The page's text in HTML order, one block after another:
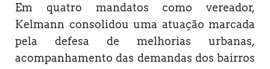
Em quatro mandatos como vereador,
Kelmann consolidou uma atuação marcada
pela defesa de melhorias urbanas,
acompanhamento das demandas dos bairros